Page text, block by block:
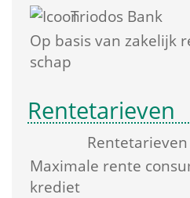
Op basis van zakelijk
schap
Triodos Bank
Rentetarieven
Maximale rente
krediet